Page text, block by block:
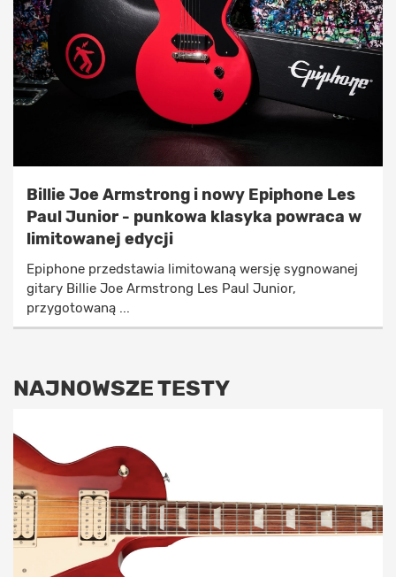
Billie Joe Armstrong i nowy Epiphone Les
Paul Junior - punkowa klasyka powraca w
limitowanej edycji
Epiphone przedstawia limitowaną wersję sygnowanej
gitary Billie Joe Armstrong Les Paul Junior,
przygotowaną ...
NAJNOWSZE TESTY